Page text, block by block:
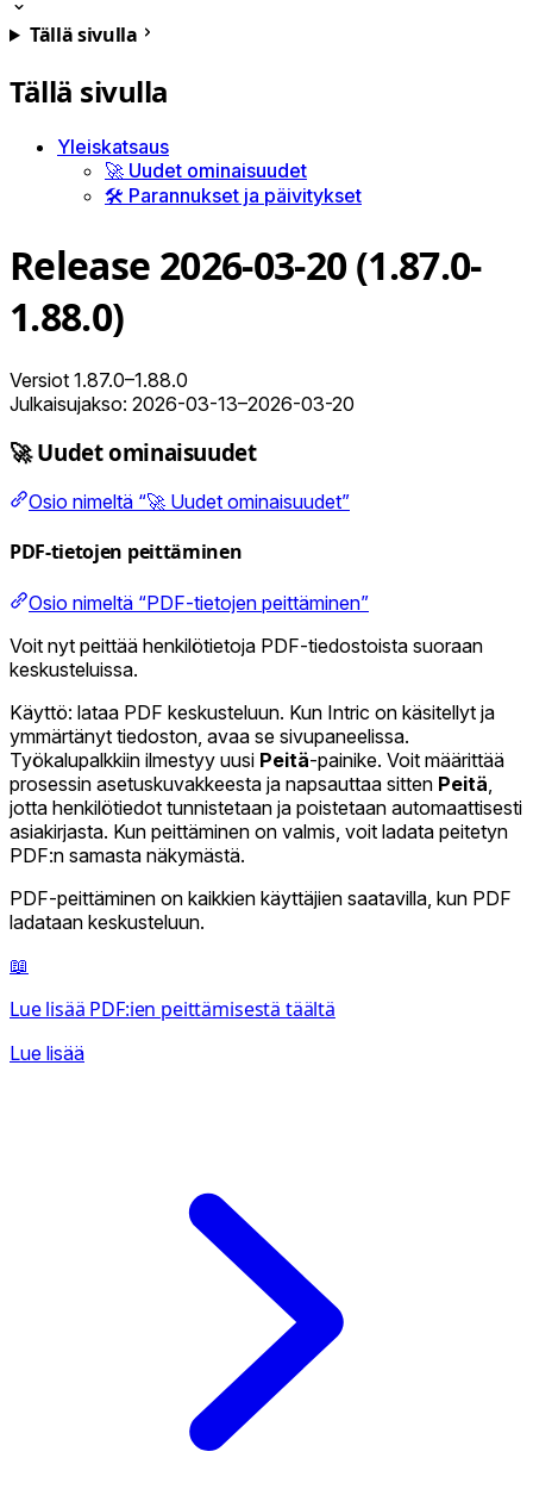
Tällä sivulla
Tällä sivulla
Yleiskatsaus
🚀 Uudet ominaisuudet
🛠️ Parannukset ja päivitykset
Release 2026-03-20 (1.87.0-
1.88.0)
Versiot 1.87.0–1.88.0
Julkaisujakso: 2026-03-13–2026-03-20
🚀 Uudet ominaisuudet
Osio nimeltä “🚀 Uudet ominaisuudet”
PDF-tietojen peittäminen
Osio nimeltä “PDF-tietojen peittäminen”
Voit nyt peittää henkilötietoja PDF-tiedostoista suoraan
keskusteluissa.
Käyttö: lataa PDF keskusteluun. Kun Intric on käsitellyt ja
ymmärtänyt tiedoston, avaa se sivupaneelissa.
Työkalupalkkiin ilmestyy uusi Peitä-painike. Voit määrittää
prosessin asetuskuvakkeesta ja napsauttaa sitten Peitä
jotta henkilötiedot tunnistetaan ja poistetaan automaattisesti
asiakirjasta. Kun peittäminen on valmis, voit ladata peitetyn
PDF:n samasta näkymästä.
PDF-peittäminen on kaikkien käyttäjien saatavilla, kun PDF
ladataan keskusteluun.
📖
Lue lisää PDF:ien peittämisestä täältä
Lue lisää